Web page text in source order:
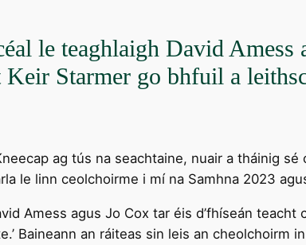
le teaghlaigh David
Starmer go bhfuil a
ag tús na seachtaine, nuair a tháinig
le linn ceolchoirme i mí na Samhna 2023
Amess agus Jo Cox tar éis d’fhíseán
Baineann an ráiteas sin leis an